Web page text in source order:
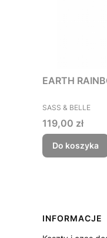
EARTH
PRODUCENT
SASS & BELLE
Cena
119,00 zł
Do koszyka
Linki w
INFORMACJE